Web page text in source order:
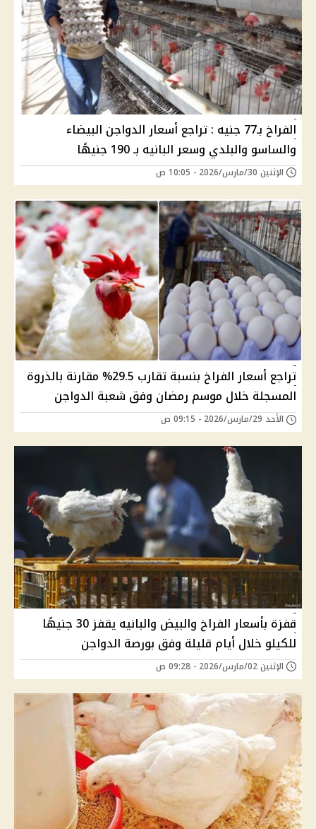
الفراخ بـ77 جنيه : تراجع أسعار الدواجن البيضاء
والساسو والبلدي وسعر البانيه بـ 190 جنيهًا
الإثنين 30/مارس/2026 - 10:05 ص
تراجع أسعار الفراخ بنسبة تقارب 29.5% مقارنة بالذروة
المسجلة خلال موسم رمضان وفق شعبة الدواجن
الأحد 29/مارس/2026 - 09:15 ص
قفزة بأسعار الفراخ والبيض والبانيه يقفز 30 جنيهًا
للكيلو خلال أيام قليلة وفق بورصة الدواجن
الإثنين 02/مارس/2026 - 09:28 ص